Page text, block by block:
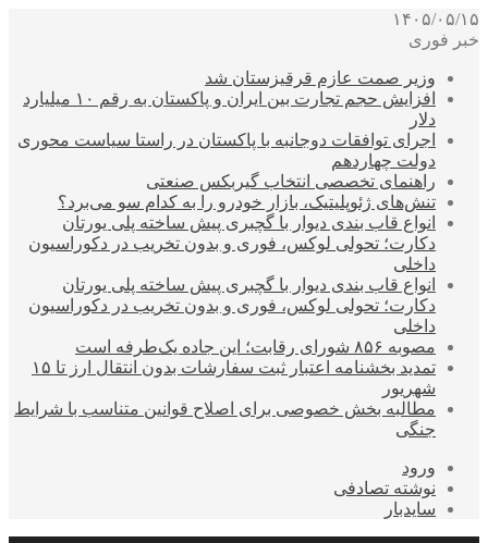
۱۴۰۵/۰۵/۱۵
خبر فوری
وزیر صمت عازم قرقیزستان شد
افزایش حجم تجارت بین ایران و پاکستان به رقم ۱۰ میلیارد
دلار
اجرای توافقات دوجانبه با پاکستان در راستا سیاست محوری
دولت چهاردهم
راهنمای تخصصی انتخاب گیربکس صنعتی
تنش‌های ژئوپلیتیک، بازار خودرو را به کدام سو می‌برد؟
انواع قاب بندی دیوار با گچبری پیش ساخته پلی یورتان
دکارت؛ تحولی لوکس، فوری و بدون تخریب در دکوراسیون
داخلی
انواع قاب بندی دیوار با گچبری پیش ساخته پلی یورتان
دکارت؛ تحولی لوکس، فوری و بدون تخریب در دکوراسیون
داخلی
مصوبه ۸۵۶ شورای رقابت؛ این جاده یک‌طرفه است
تمدید بخشنامه اعتبار ثبت سفارشات بدون انتقال ارز تا ۱۵
شهریور
مطالبه بخش خصوصی برای اصلاح قوانین متناسب با شرایط
جنگی
ورود
نوشته تصادفی
سایدبار